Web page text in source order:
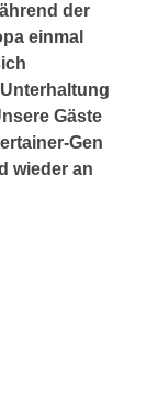
der
einmal
Gäste
Gen
wieder an